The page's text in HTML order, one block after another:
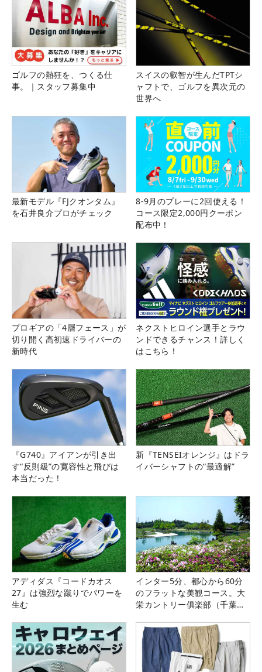
ゴルフの熱狂を、つくる仕
事。｜スタッフ募集中
スイスの叡智が生んだTPTシ
ャフトで、ゴルフを異次元の
世界へ
最新モデル『FJクオンタム』
を石井良介プロがチェック
8-9月のプレーに2回使える！
コース限定2,000円クーポン
配布中！
プロギアの「4層フェース」が
切り開く高初速ドライバーの
新時代
ネクストヒロイン選手とラウ
ンドできるチャンス！詳しく
はこちら！
『G740』アイアンが引き出
す“反則級”の寛容性と飛びは
本当だった！
新『TENSEIオレンジ』はドラ
イバーシャフトの“最適解”
アディダス『コードカオス
27』は強烈な蹴りでパワーを
生む
インター5分、都心から60分
のフラットな美観コース。大
栄カントリー俱楽部（千葉